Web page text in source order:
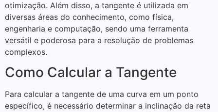
otimização. Além disso, a tangente é utilizada em
diversas áreas do conhecimento, como física,
engenharia e computação, sendo uma ferramenta
versátil e poderosa para a resolução de problemas
complexos.
Como Calcular a Tangente
Para calcular a tangente de uma curva em um ponto
específico, é necessário determinar a inclinação da reta